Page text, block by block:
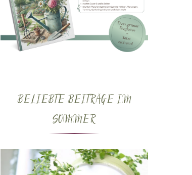
BELIEBTE BEITRÄGE IM
SOMMER